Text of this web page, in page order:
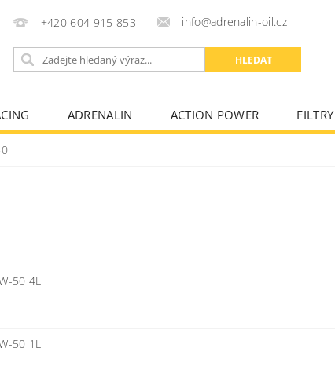
+420 604 915 853 info@adrenalin-oil.cz
ADRENALIN ACTION POWER FILTRY
50 4L
50 1L